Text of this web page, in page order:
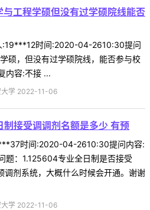
工程学硕但没有过学硕院线能否
:19***12时间:2020-04-2610:30提问
硕，但没有过学硕院线，能否参与校
内容:不接 ...
大学 2022-11-06
接受调调剂名额是多少 有预
时间:2020-04-2610:30提问内容:
题：1.125604专业全日制是否接受
调剂系统，大概什么时候会开通。谢谢
大学 2022-11-06